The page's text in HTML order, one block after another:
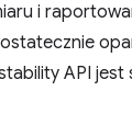
i
API jest